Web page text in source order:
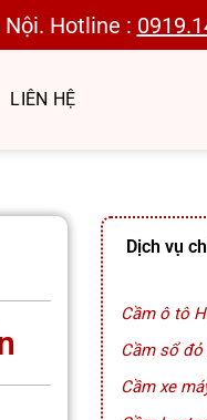
Hotline :
LIÊN HỆ
Dịch vụ
Cầm ô tô
Cầm sổ
Cầm xe